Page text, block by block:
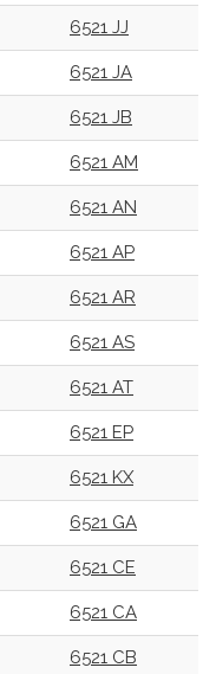
6521 JJ
6521 JA
6521 JB
6521 AM
6521 AN
6521 AP
6521 AR
6521 AS
6521 AT
6521 EP
6521 KX
6521 GA
6521 CE
6521 CA
6521 CB